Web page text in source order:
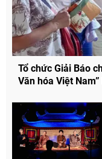
Tổ chức Giải Báo
Văn hóa Việt